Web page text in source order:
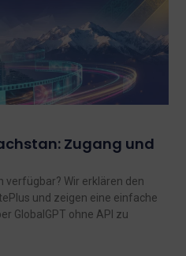
Zugang und
verfügbar? Wir erklären den
und zeigen eine einfache
GlobalGPT ohne API zu